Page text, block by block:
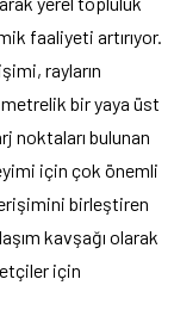
faaliyeti artırıyor.
rayların
bir yaya üst
noktaları bulunan
için çok önemli
birleştiren
kavşağı olarak
için